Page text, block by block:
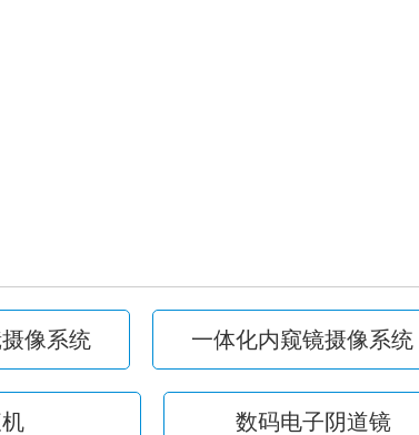
像系统 一体化内窥镜摄像系统
数码电子阴道镜